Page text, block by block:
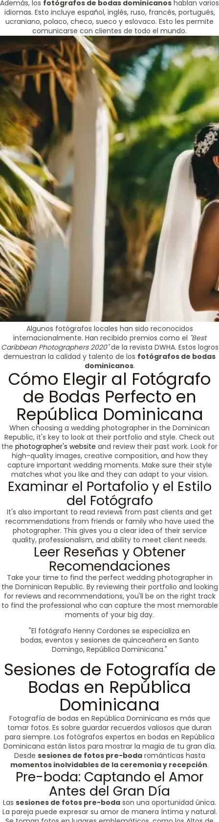
Además, los fotógrafos de bodas dominicanos hablan varios
idiomas. Esto incluye español, inglés, ruso, francés, portugués,
ucraniano, polaco, checo, sueco y eslovaco. Esto les permite
comunicarse con clientes de todo el mundo.
Algunos fotógrafos locales han sido reconocidos
internacionalmente. Han recibido premios como el "Best
Caribbean Photographers 2020"de la revista DWHA. Estos logros
demuestran la calidad y talento de los fotógrafos de bodas
dominicanos.
Cómo Elegir al Fotógrafo
de Bodas Perfecto en
República Dominicana
When choosing a wedding photographer in the Dominican
Republic, it's key to look at their portfolio and style. Check out
the photographer's website and review their past work. Look for
high-quality images, creative composition, and how they
capture important wedding moments. Make sure their style
matches what you like and they can adapt to your vision.
Examinar el Portafolio y el Estilo
del Fotógrafo
It's also important to read reviews from past clients and get
recommendations from friends or family who have used the
photographer. This gives you a clear idea of their service
quality, professionalism, and ability to meet client needs.
Leer Reseñas y Obtener
Recomendaciones
Take your time to find the perfect wedding photographer in
the Dominican Republic. By reviewing their portfolio and looking
for reviews and recommendations, you'll be on the right track
to find the professional who can capture the most memorable
moments of your big day.
"El fotógrafo Henny Cordones se especializa en
bodas, eventos y sesiones de quinceañera en Santo
Domingo, República Dominicana."
Sesiones de Fotografía de
Bodas en República
Dominicana
Fotografía de bodas en República Dominicana es más que
tomar fotos. Es sobre guardar recuerdos valiosos que duran
para siempre. Los fotógrafos expertos en bodas en República
Dominicana están listos para mostrar la magia de tu gran día.
Desde sesiones de fotos pre-bodarománticas hasta
momentos inolvidables de la ceremonia y recepción.
Pre-boda: Captando el Amor
Antes del Gran Día
Las sesiones de fotos pre-boda son una oportunidad única.
La pareja puede expresar su amor de manera íntima y natural.